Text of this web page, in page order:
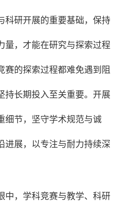
科研开展的重要基础，保持
量，才能在研究与探索过程
赛的探索过程都难免遇到阻
持长期投入至关重要。开展
细节，坚守学术规范与诚
进展，以专注与耐力持续深
中，学科竞赛与教学、科研